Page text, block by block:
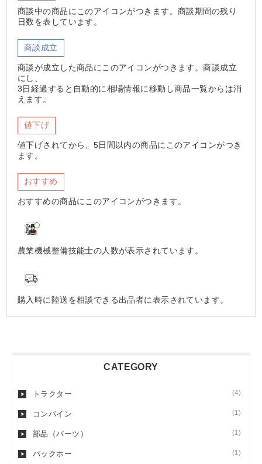
商談中の商品にこのアイコンがつきます。商談期間の残り
日数を表しています。
商談成立
商談が成立した商品にこのアイコンがつきます。商談成立
にし、
3日経過すると自動的に相場情報に移動し商品一覧からは消
えます。
値下げ
値下げされてから、5日間以内の商品にこのアイコンがつき
ます。
おすすめ
おすすめの商品にこのアイコンがつきます。
農業機械整備技能士の人数が表示されています。
購入時に陸送を相談できる出品者に表示されています。
CATEGORY
トラクター (4)
コンバイン (1)
部品（パーツ） (1)
バックホー (1)